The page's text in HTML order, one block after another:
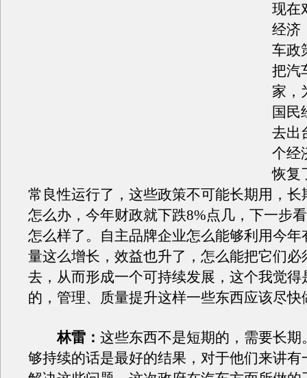
现在
经济
车政
把汽
家，
国民
去出
个经
恢复
常良性运行了，这些政策不可能长期用，长
怎么办，今年财政就下跌8%点几，下一步
怎么样了。自主品牌企业怎么能够利用今年
量这么增长，效益也升了，怎么能把它们必
去，从而形成一个可持续发展，这个我觉得
的，管理、质量提升这样一些东西应该尽快
林雷： 这些东西不是短期的，需要长期
够持续的话是最好的结果，对于他们来讲有